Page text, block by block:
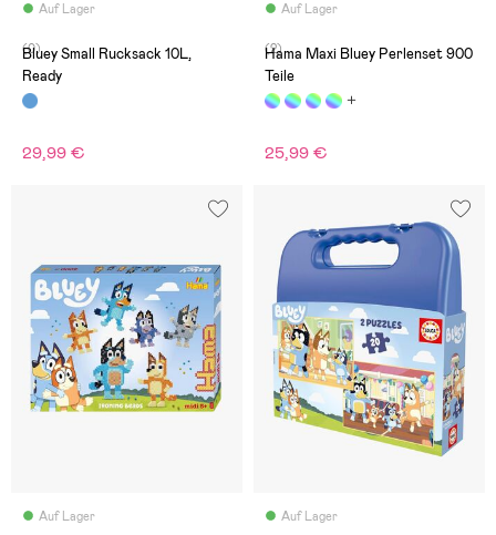
Auf Lager
(0)
Bluey Small Rucksack 10L,
Ready
29,99 €
Auf Lager
(2)
Hama Maxi Bluey Perlenset 900
Teile
25,99 €
Auf Lager Auf Lager